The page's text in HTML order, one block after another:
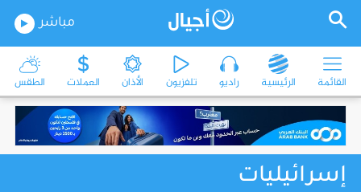
مباشر
القائمة الرئيسية راديو تلفزيون الأذان العملات الطقس
إسرائيليات